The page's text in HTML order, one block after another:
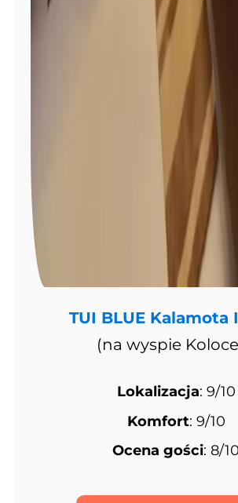
TUI BLUE Kalamota
(na wyspie
Lokalizacja: 9/10
Komfort: 9/10
Ocena gości: 8/10